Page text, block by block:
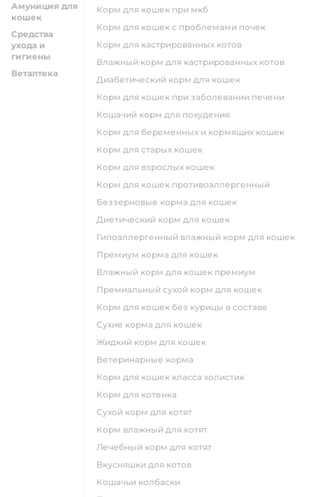
Амуниция для
кошек
Средства
ухода и
гигиены
Ветаптека
корм для кошек при мкб
корм для кошек с проблемами почек
Корм для кастрированных котов
влажный корм для кастрированных котов
диабетический корм для кошек
корм для кошек при заболевании печени
кошачий корм для похудения
корм для беременных и кормящих кошек
корм для старых кошек
корм для взрослых кошек
корм для кошек противоаллергенный
беззерновые корма для кошек
диетический корм для кошек
гипоаллергенный влажный корм для кошек
премиум корма для кошек
влажный корм для кошек премиум
премиальный сухой корм для кошек
корм для кошек без курицы в составе
сухие корма для кошек
жидкий корм для кошек
ветеринарные корма
корм для кошек класса холистик
корм для котенка
сухой корм для котят
корм влажный для котят
лечебный корм для котят
вкусняшки для котов
кошачьи колбаски